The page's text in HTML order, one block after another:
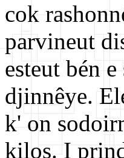
cok
parvineut
esteut bén
djinnêye.
k' on
kilos. I